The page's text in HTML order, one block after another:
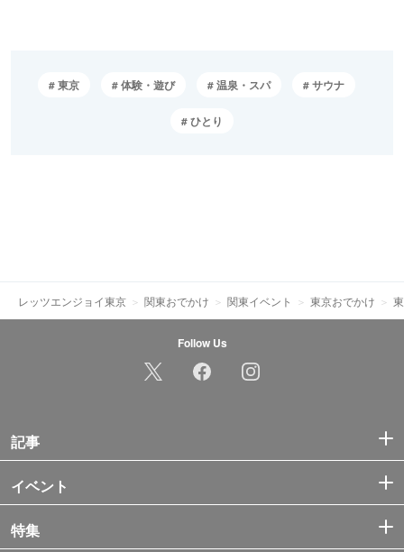
東京 体験・遊び 温泉・スパ サウナ
ひとり
レッツエンジョイ東京 関東おでかけ 関東イベント 東京おでかけ
Follow Us
記事
イベント
特集